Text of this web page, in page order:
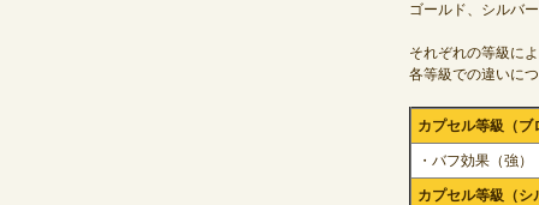
ゴールド、シルバ
それぞれの等級に
各等級での違いに
カプセル等級（ブ
・バフ効果（強）
カプセル等級（シ